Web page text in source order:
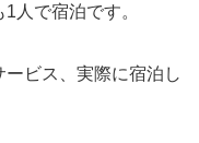
人で宿泊です。
ビス、実際に宿泊し